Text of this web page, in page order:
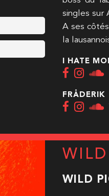
singles sur
A ses
la
I HATE
FRÅDERIK
WILD
WILD